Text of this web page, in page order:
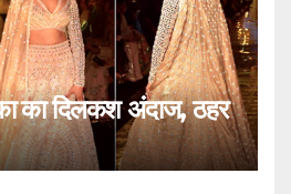
का दिलकश अंदाज, ठहर